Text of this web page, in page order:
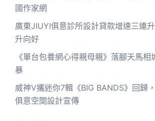
國作家網
廣東JIUYI俱意診所設計貸款增速三連
升向好
《單台包養網心得親母親》落腳天馬
暴
威神V攜迷你7輯《BIG BANDS》回歸
俱意空間設計宣傳